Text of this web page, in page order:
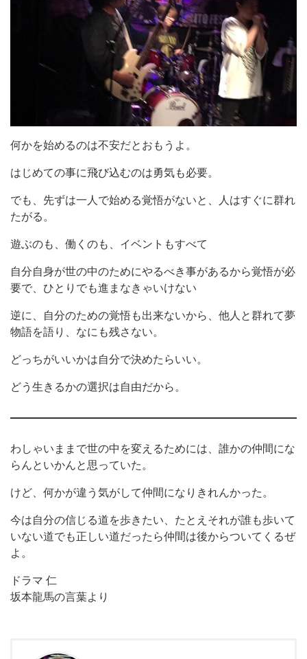
何かを始めるのは不安だとおもうよ。
はじめての事に飛び込むのは勇気も必要。
でも、先ずは一人で始める覚悟がないと、人はすぐに群れ
たがる。
遊ぶのも、働くのも、イベントもすべて
自分自身が世の中のためにやるべき事があるから覚悟が必
要で、ひとりでも進まなきゃいけない
逆に、自分のための覚悟も出来ないから、他人と群れて夢
物語を語り、なにも残さない。
どっちがいいかは自分で決めたらいい。
どう生きるかの選択は自由だから。
わしゃいままで世の中を変えるためには、誰かの仲間にな
らんといかんと思っていた。
けど、何かが違う気がして仲間になりきれんかった。
今は自分の信じる道を歩きたい、たとえそれが誰も歩いて
いない道でも正しい道だったら仲間は後からついてくるぜ
よ。
ドラマ 仁
坂本龍馬の言葉より